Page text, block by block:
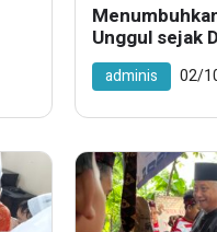
Unggul sejak
Kegiatan
adminis 02/